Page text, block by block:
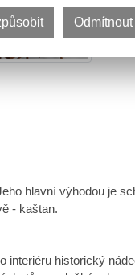
hlavní výhodou je
- kaštan.
historický
Odmítnout